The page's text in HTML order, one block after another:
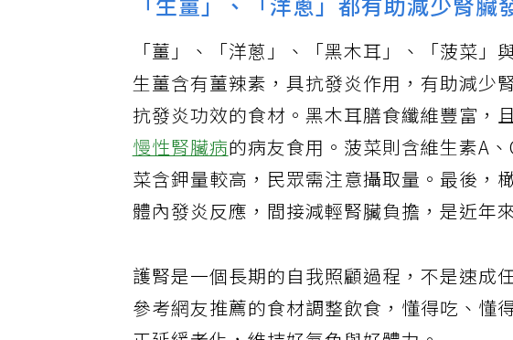
「生薑」、「洋蔥」都有助減少腎臟
「薑」、「洋蔥」、「黑木耳」、「菠菜」
生薑含有薑辣素，具抗發炎作用，有助減少
抗發炎功效的食材。黑木耳膳食纖維豐富，
慢性腎臟病的病友食用。菠菜則含維生素A
菜含鉀量較高，民眾需注意攝取量。最後，
體內發炎反應，間接減輕腎臟負擔，是近年
護腎是一個長期的自我照顧過程，不是速成
參考網友推薦的食材調整飲食，懂得吃、懂